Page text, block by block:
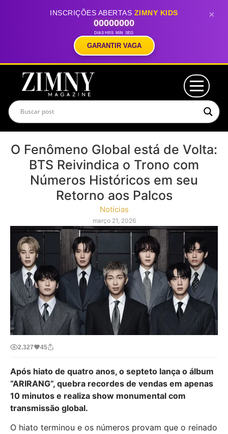
INSCRIÇÕES ABERTAS ZIMNY KIDS
00
DIAS
00
HRS
00
MIN
00
SEG
GARANTIR VAGA
×
O Fenômeno Global está de Volta:
BTS Reivindica o Trono com
Números Históricos em seu
Retorno aos Palcos
Notícias
março 21, 2026
2.327 45
Após hiato de quatro anos, o septeto lança o álbum
“ARIRANG”, quebra recordes de vendas em apenas
10 minutos e realiza show monumental com
transmissão global.
O hiato terminou e os números provam que o reinado